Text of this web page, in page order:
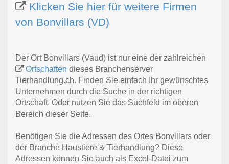
Klicken Sie hier für weitere Firmen
von Bonvillars (VD)
Der Ort Bonvillars (Vaud) ist nur eine der zahlreichen
Ortschaften dieses Branchenserver
Tierhandlung.ch. Finden Sie einfach Ihr gewünschtes
Unternehmen durch die Suche in der richtigen
Ortschaft. Oder nutzen Sie das Suchfeld im oberen
Bereich dieser Seite.
Benötigen Sie die Adressen des Ortes Bonvillars oder
der Branche Haustiere & Tierhandlung? Diese
Adressen können Sie auch als Excel-Datei zum